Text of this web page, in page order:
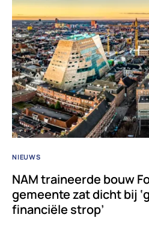
NIEUWS
NAM traineerde bouw
gemeente zat dicht bij
financiële strop’